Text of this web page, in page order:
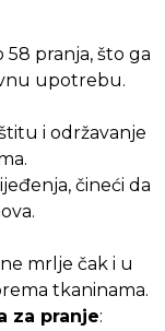
58 pranja, što ga
upotrebu.
i održavanje
čineći da
mrlje čak i u
tkaninama.
za pranje: